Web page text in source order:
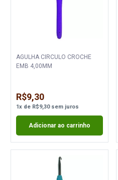
AGULHA CIRCULO CROCHE
EMB 4,00MM
R$9,30
1x de R$9,30sem juros
Adicionar ao carrinho